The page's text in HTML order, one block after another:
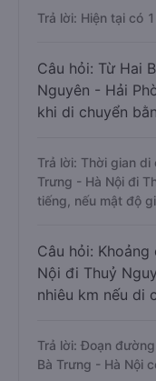
Trả lời: Hiện tại có
Câu hỏi: Từ Hai
Nguyên - Hải
khi di chuyển
Trả lời: Thời gian
Trưng - Hà Nội đi
tiếng, nếu mật độ
Câu hỏi:
Nội đi Thuỷ
nhiêu km nếu di
Trả lời: Đoạn
Bà Trưng - Hà Nội